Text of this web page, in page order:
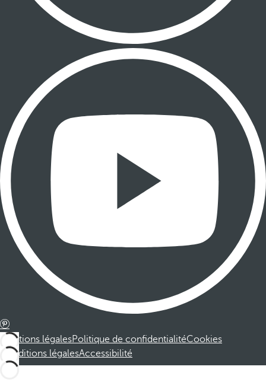
Mentions légalesPolitique de confidentialitéCookies
Conditions légalesAccessibilité